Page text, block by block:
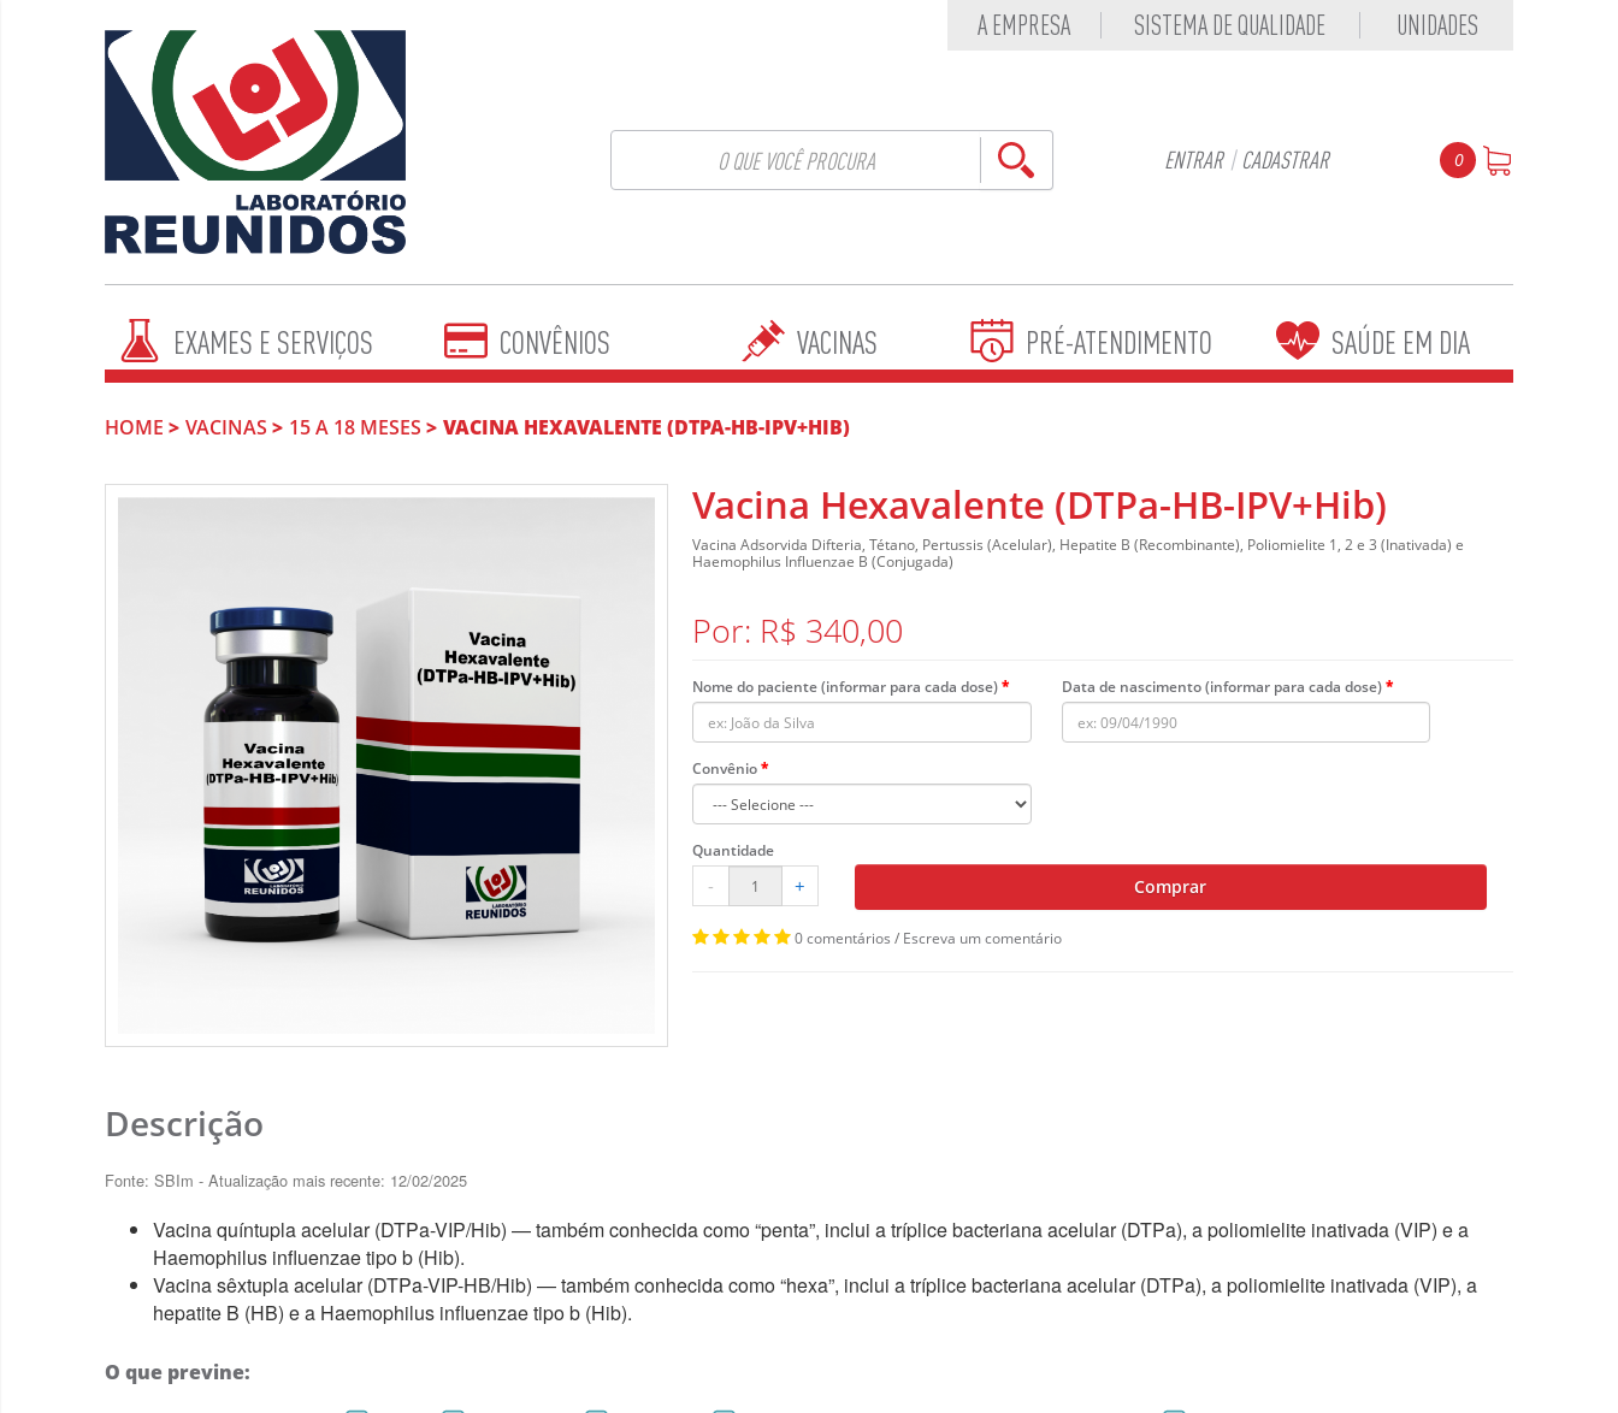
A EMPRESA SISTEMA DE QUALIDADE UNIDADES
ENTRAR | CADASTRAR 0
EXAMES E SERVIÇOS CONVÊNIOS VACINAS PRÉ-ATENDIMENTO SAÚDE EM DIA
HOME VACINAS 15 A 18 MESES VACINA HEXAVALENTE (DTPA-HB-IPV+HIB)
Vacina Hexavalente (DTPa-HB-IPV+Hib)
Vacina Adsorvida Difteria, Tétano, Pertussis (Acelular), Hepatite B (Recombinante), Poliomielite 1, 2 e 3 (Inativada) e
Haemophilus Influenzae B (Conjugada)
Por: R$ 340,00
Nome do paciente (informar para cada dose) Data de nascimento (informar para cada dose)
Convênio
Quantidade
- + Comprar
0 comentários / Escreva um comentário
Descrição
Fonte: SBIm - Atualização mais recente: 12/02/2025
Vacina quíntupla acelular (DTPa-VIP/Hib) — também conhecida como “penta”, inclui a tríplice bacteriana acelular (DTPa), a poliomielite inativada (VIP) e a
Haemophilus influenzae tipo b (Hib).
Vacina sêxtupla acelular (DTPa-VIP-HB/Hib) — também conhecida como “hexa”, inclui a tríplice bacteriana acelular (DTPa), a poliomielite inativada (VIP), a
hepatite B (HB) e a Haemophilus influenzae tipo b (Hib).
O que previne: